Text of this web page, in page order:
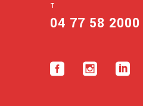
T
04 77 58 2000